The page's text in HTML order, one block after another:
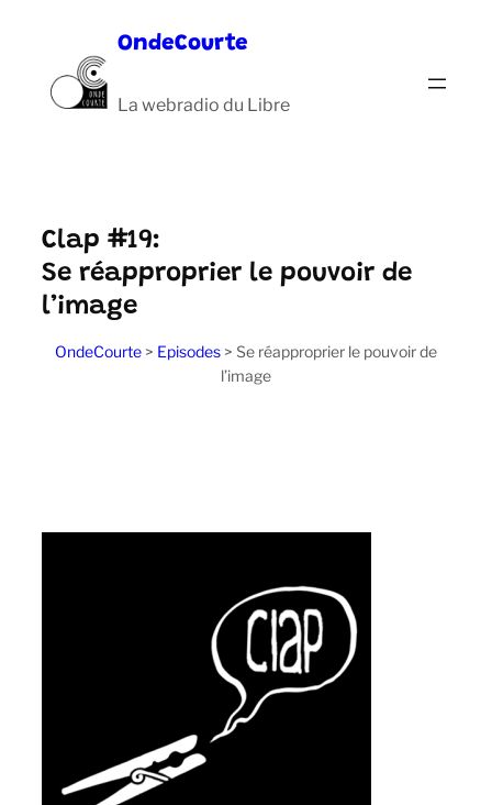
contenu
OndeCourte
La webradio du Libre
Clap #19:
Se réapproprier le pouvoir de
l’image
OndeCourte > Episodes > Se réapproprier le pouvoir de
l’image